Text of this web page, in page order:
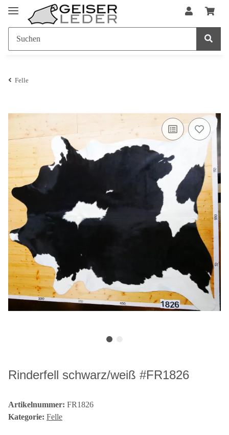
Felle
Rinderfell schwarz/weiß #FR1826
Artikelnummer: FR1826
Kategorie: Felle